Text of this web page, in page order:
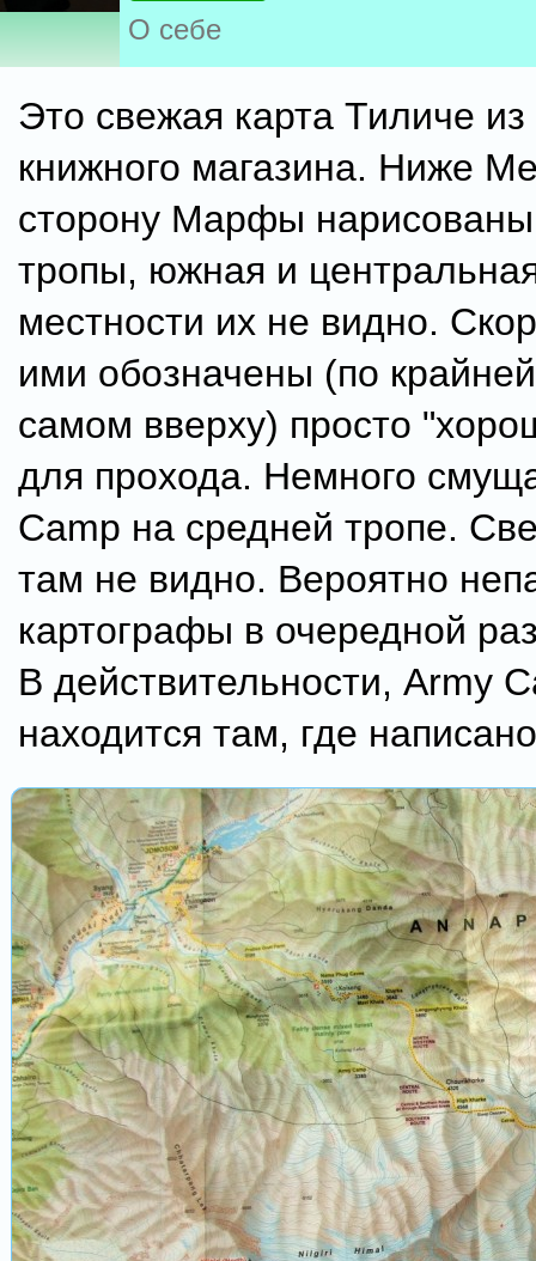
О себе
Это свежая карта Тиличе из
книжного магазина. Ниже
сторону Марфы
тропы, южная и
местности их не видно.
ими обозначены (по
самом вверху) просто
для прохода. Немного
Camp на средней тропе.
там не видно. Вероятно
картографы в очередной
В действительности, Army
находится там, где